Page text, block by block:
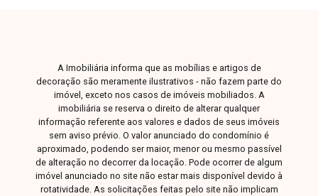
A Imobiliária informa que as mobílias e artigos de
decoração são meramente ilustrativos - não fazem parte do
imóvel, exceto nos casos de imóveis mobiliados. A
imobiliária se reserva o direito de alterar qualquer
informação referente aos valores e dados de seus imóveis
sem aviso prévio. O valor anunciado do condomínio é
aproximado, podendo ser maior, menor ou mesmo passível
de alteração no decorrer da locação. Pode ocorrer de algum
imóvel anunciado no site não estar mais disponível devido à
rotatividade. As solicitações feitas pelo site não implicam